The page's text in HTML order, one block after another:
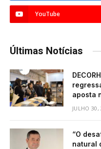
YouTube
Últimas Notícias
aposta
JULHO 30,
“O
natural